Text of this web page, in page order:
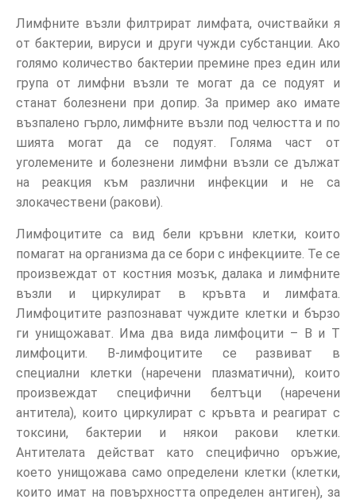
Лимфните възли филтрират лимфата, очиствайки я
от бактерии, вируси и други чужди субстанции. Ако
голямо количество бактерии премине през един или
група от лимфни възли те могат да се подуят и
станат болезнени при допир. За пример ако имате
възпалено гърло, лимфните възли под челюстта и по
шията могат да се подуят. Голяма част от
уголемените и болезнени лимфни възли се дължат
на реакция към различни инфекции и не са
злокачествени (ракови).
Лимфоцитите са вид бели кръвни клетки, които
помагат на организма да се бори с инфекциите. Те се
произвеждат от костния мозък, далака и лимфните
възли и циркулират в кръвта и лимфата.
Лимфоцитите разпознават чуждите клетки и бързо
ги унищожават. Има два вида лимфоцити – В и Т
лимфоцити. В-лимфоцитите се развиват в
специални клетки (наречени плазматични), които
произвеждат специфични белтъци (наречени
антитела), които циркулират с кръвта и реагират с
токсини, бактерии и някои ракови клетки.
Антителата действат като специфично оръжие,
което унищожава само определени клетки (клетки,
които имат на повърхността определен антиген), за